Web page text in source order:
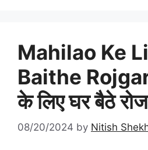
Mahilao Ke
Baithe
के लिए घर बैठे
08/20/2024 by Nitish